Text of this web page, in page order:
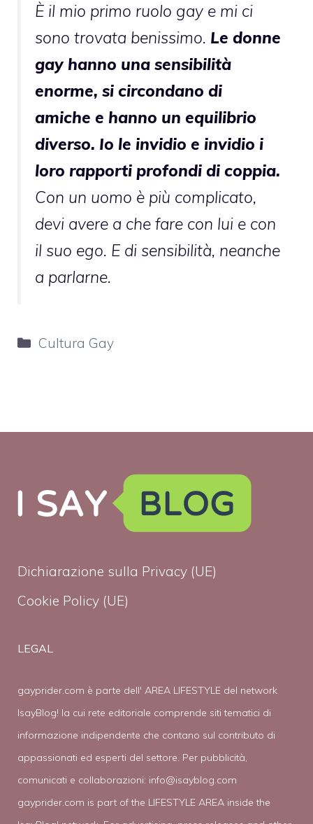
È il mio primo ruolo gay e mi ci
sono trovata benissimo. Le donne
gay hanno una sensibilità
enorme, si circondano di
amiche e hanno un equilibrio
diverso. Io le invidio e invidio i
loro rapporti profondi di coppia.
Con un uomo è più complicato,
devi avere a che fare con lui e con
il suo ego. E di sensibilità, neanche
a parlarne.
Categorie
Cultura Gay
Dichiarazione sulla Privacy (UE)
Cookie Policy (UE)
LEGAL
gayprider.com è parte dell' AREA LIFESTYLE del network
IsayBlog! la cui rete editoriale comprende siti tematici di
informazione indipendente che contano sul contributo di
appassionati ed esperti del settore. Per pubblicità,
comunicati e collaborazioni: info@isayblog.com
gayprider.com is part of the LIFESTYLE AREA inside the